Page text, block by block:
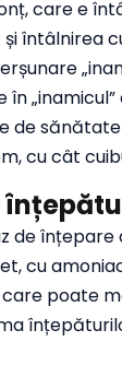
care e
întâlnirea
de
cu cât
de
cu
poate